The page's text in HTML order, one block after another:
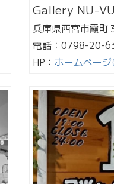
Gallery NU-VU
兵庫県西宮市霞町
電話：0798-20-
HP： ホームページ